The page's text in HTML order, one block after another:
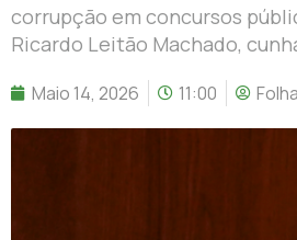
corrupção em concursos
Ricardo Leitão Machado,
Maio 14, 2026 11:00